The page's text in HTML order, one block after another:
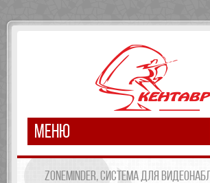
МЕНЮ
ZONEMINDER, СИСТЕМА ДЛЯ